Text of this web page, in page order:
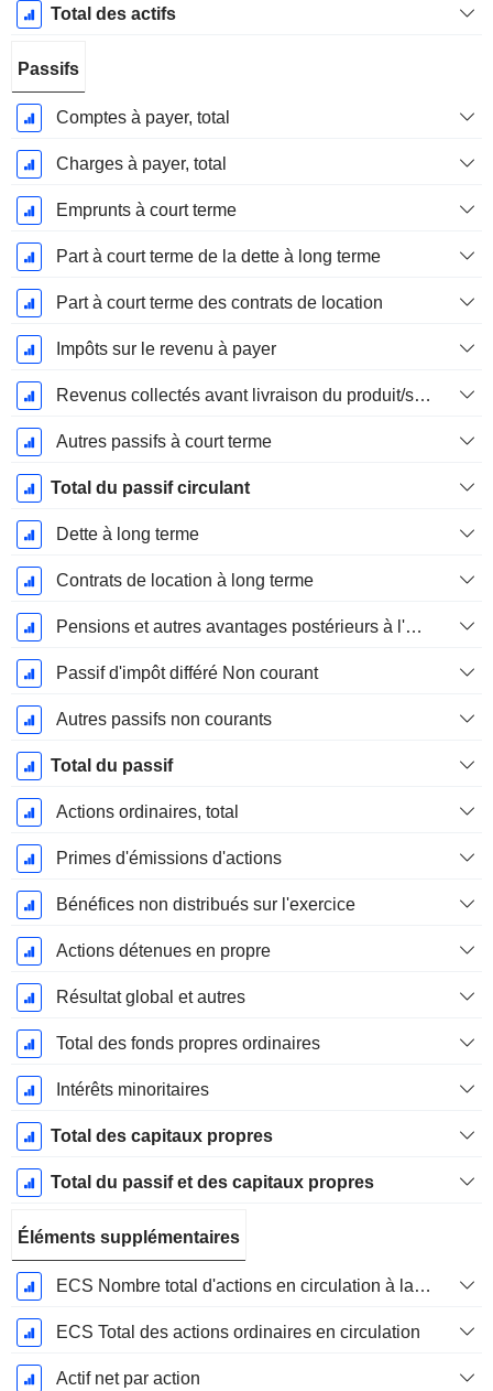
Total des actifs
Passifs
Comptes à payer, total
Charges à payer, total
Emprunts à court terme
Part à court terme de la dette à long terme
Part à court terme des contrats de location
Impôts sur le revenu à payer
Revenus collectés avant livraison du produit/service
Autres passifs à court terme
Total du passif circulant
Dette à long terme
Contrats de location à long terme
Pensions et autres avantages postérieurs à l'emploi
Passif d'impôt différé Non courant
Autres passifs non courants
Total du passif
Actions ordinaires, total
Primes d'émissions d'actions
Bénéfices non distribués sur l'exercice
Actions détenues en propre
Résultat global et autres
Total des fonds propres ordinaires
Intérêts minoritaires
Total des capitaux propres
Total du passif et des capitaux propres
Éléments supplémentaires
ECS Nombre total d'actions en circulation à la date de dépôt
ECS Total des actions ordinaires en circulation
Actif net par action